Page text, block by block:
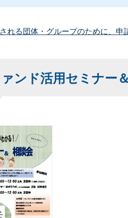
れる団体・グループのために、申
ァンド活用セミナー